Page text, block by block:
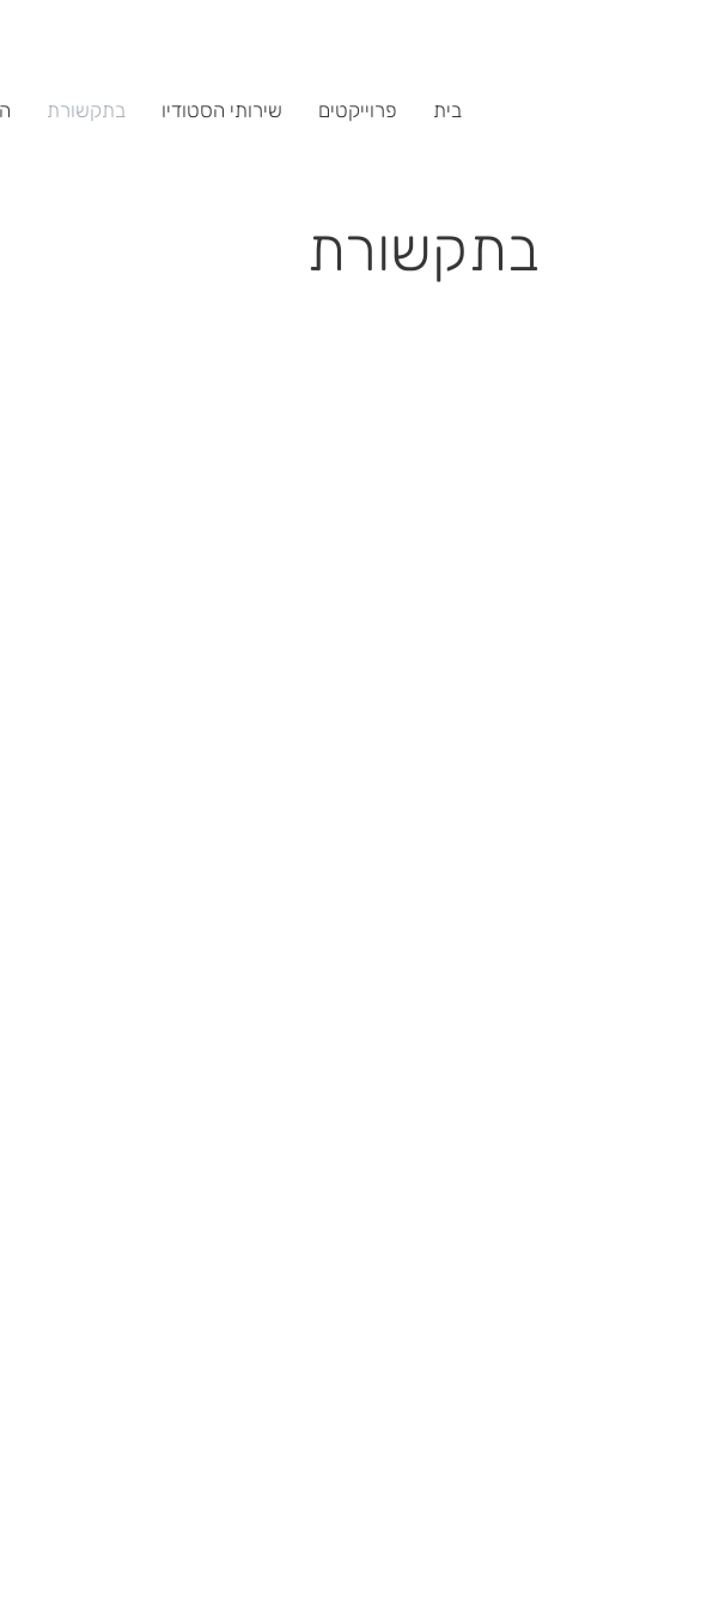
בית פרוייקטים שירותי הסטודיו בתקשורת
בתקשורת